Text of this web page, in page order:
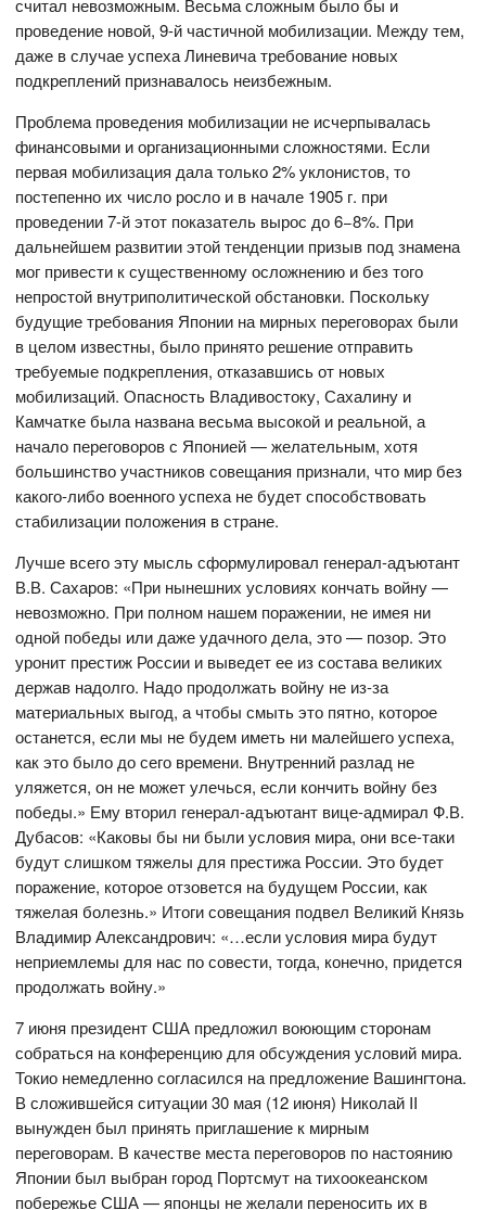
считал невозможным. Весьма сложным было бы и
проведение новой, 9-й частичной мобилизации. Между тем,
даже в случае успеха Линевича требование новых
подкреплений признавалось неизбежным.
Проблема проведения мобилизации не исчерпывалась
финансовыми и организационными сложностями. Если
первая мобилизация дала только 2% уклонистов, то
постепенно их число росло и в начале 1905 г. при
проведении 7-й этот показатель вырос до 6−8%. При
дальнейшем развитии этой тенденции призыв под знамена
мог привести к существенному осложнению и без того
непростой внутриполитической обстановки. Поскольку
будущие требования Японии на мирных переговорах были
в целом известны, было принято решение отправить
требуемые подкрепления, отказавшись от новых
мобилизаций. Опасность Владивостоку, Сахалину и
Камчатке была названа весьма высокой и реальной, а
начало переговоров с Японией — желательным, хотя
большинство участников совещания признали, что мир без
какого-либо военного успеха не будет способствовать
стабилизации положения в стране.
Лучше всего эту мысль сформулировал генерал-адъютант
В.В. Сахаров: «При нынешних условиях кончать войну —
невозможно. При полном нашем поражении, не имея ни
одной победы или даже удачного дела, это — позор. Это
уронит престиж России и выведет ее из состава великих
держав надолго. Надо продолжать войну не из-за
материальных выгод, а чтобы смыть это пятно, которое
останется, если мы не будем иметь ни малейшего успеха,
как это было до сего времени. Внутренний разлад не
уляжется, он не может улечься, если кончить войну без
победы.» Ему вторил генерал-адъютант вице-адмирал Ф.В.
Дубасов: «Каковы бы ни были условия мира, они все-таки
будут слишком тяжелы для престижа России. Это будет
поражение, которое отзовется на будущем России, как
тяжелая болезнь.» Итоги совещания подвел Великий Князь
Владимир Александрович: «…если условия мира будут
неприемлемы для нас по совести, тогда, конечно, придется
продолжать войну.»
7 июня президент США предложил воюющим сторонам
собраться на конференцию для обсуждения условий мира.
Токио немедленно согласился на предложение Вашингтона.
В сложившейся ситуации 30 мая (12 июня) Николай II
вынужден был принять приглашение к мирным
переговорам. В качестве места переговоров по настоянию
Японии был выбран город Портсмут на тихоокеанском
побережье США — японцы не желали переносить их в